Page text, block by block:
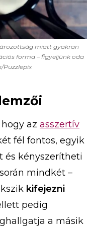
miatt gyakran
forma – figyeljünk oda
Puzzlepix
az asszertív
fél fontos, egyik
és kényszerítheti
mindkét –
kifejezni
pedig
a másik